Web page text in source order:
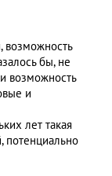
возможность
бы, не
возможность
и
лет такая
потенциально